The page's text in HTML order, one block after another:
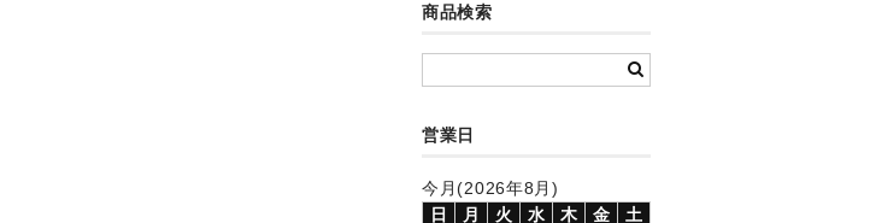
商品検索
営業日
今月(2026年8月)
日
月 火 水 木 金
土